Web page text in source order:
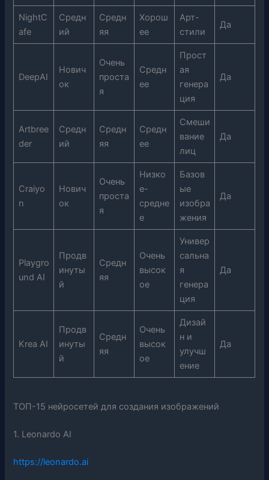
NightC
afe
Средн
ий
Средн
яя
Хорош
ее
Арт-
стили
Да
DeepAI
Нович
ок
Очень
проста
я
Средн
ее
Прост
ая
генера
ция
Да
Artbree
der
Средн
ий
Средн
яя
Средн
ее
Смеши
вание
лиц
Да
Craiyo
n
Нович
ок
Очень
проста
я
Низко
е-
средне
е
Базов
ые
изобра
жения
Да
Playgro
und AI
Продв
инуты
й
Средн
яя
Очень
высок
ое
Универ
сальна
я
генера
ция
Да
Krea AI
Продв
инуты
й
Средн
яя
Очень
высок
ое
Дизай
н и
улучш
ение
Да
ТОП-15 нейросетей для создания изображений
1. Leonardo AI
https://leonardo.ai